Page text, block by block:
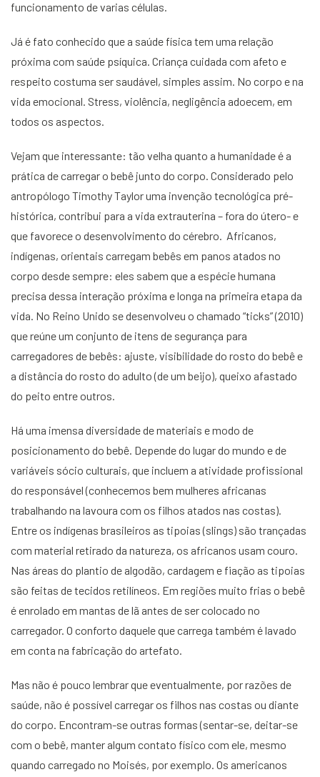
funcionamento de varias células.
Já é fato conhecido que a saúde física tem uma relação
próxima com saúde psíquica. Criança cuidada com afeto e
respeito costuma ser saudável, simples assim. No corpo e na
vida emocional. Stress, violência, negligência adoecem, em
todos os aspectos.
Vejam que interessante: tão velha quanto a humanidade é a
prática de carregar o bebê junto do corpo. Considerado pelo
antropólogo Timothy Taylor uma invenção tecnológica pré-
histórica, contribui para a vida extrauterina – fora do útero- e
que favorece o desenvolvimento do cérebro. Africanos,
indígenas, orientais carregam bebês em panos atados no
corpo desde sempre: eles sabem que a espécie humana
precisa dessa interação próxima e longa na primeira etapa da
vida. No Reino Unido se desenvolveu o chamado “ticks” (2010)
que reúne um conjunto de itens de segurança para
carregadores de bebês: ajuste, visibilidade do rosto do bebê e
a distância do rosto do adulto (de um beijo), queixo afastado
do peito entre outros.
Há uma imensa diversidade de materiais e modo de
posicionamento do bebê. Depende do lugar do mundo e de
variáveis sócio culturais, que incluem a atividade profissional
do responsável (conhecemos bem mulheres africanas
trabalhando na lavoura com os filhos atados nas costas).
Entre os indígenas brasileiros as tipoias (slings) são trançadas
com material retirado da natureza, os africanos usam couro.
Nas áreas do plantio de algodão, cardagem e fiação as tipoias
são feitas de tecidos retilíneos. Em regiões muito frias o bebê
é enrolado em mantas de lã antes de ser colocado no
carregador. O conforto daquele que carrega também é lavado
em conta na fabricação do artefato.
Mas não é pouco lembrar que eventualmente, por razões de
saúde, não é possível carregar os filhos nas costas ou diante
do corpo. Encontram-se outras formas (sentar-se, deitar-se
com o bebê, manter algum contato físico com ele, mesmo
quando carregado no Moisés, por exemplo. Os americanos